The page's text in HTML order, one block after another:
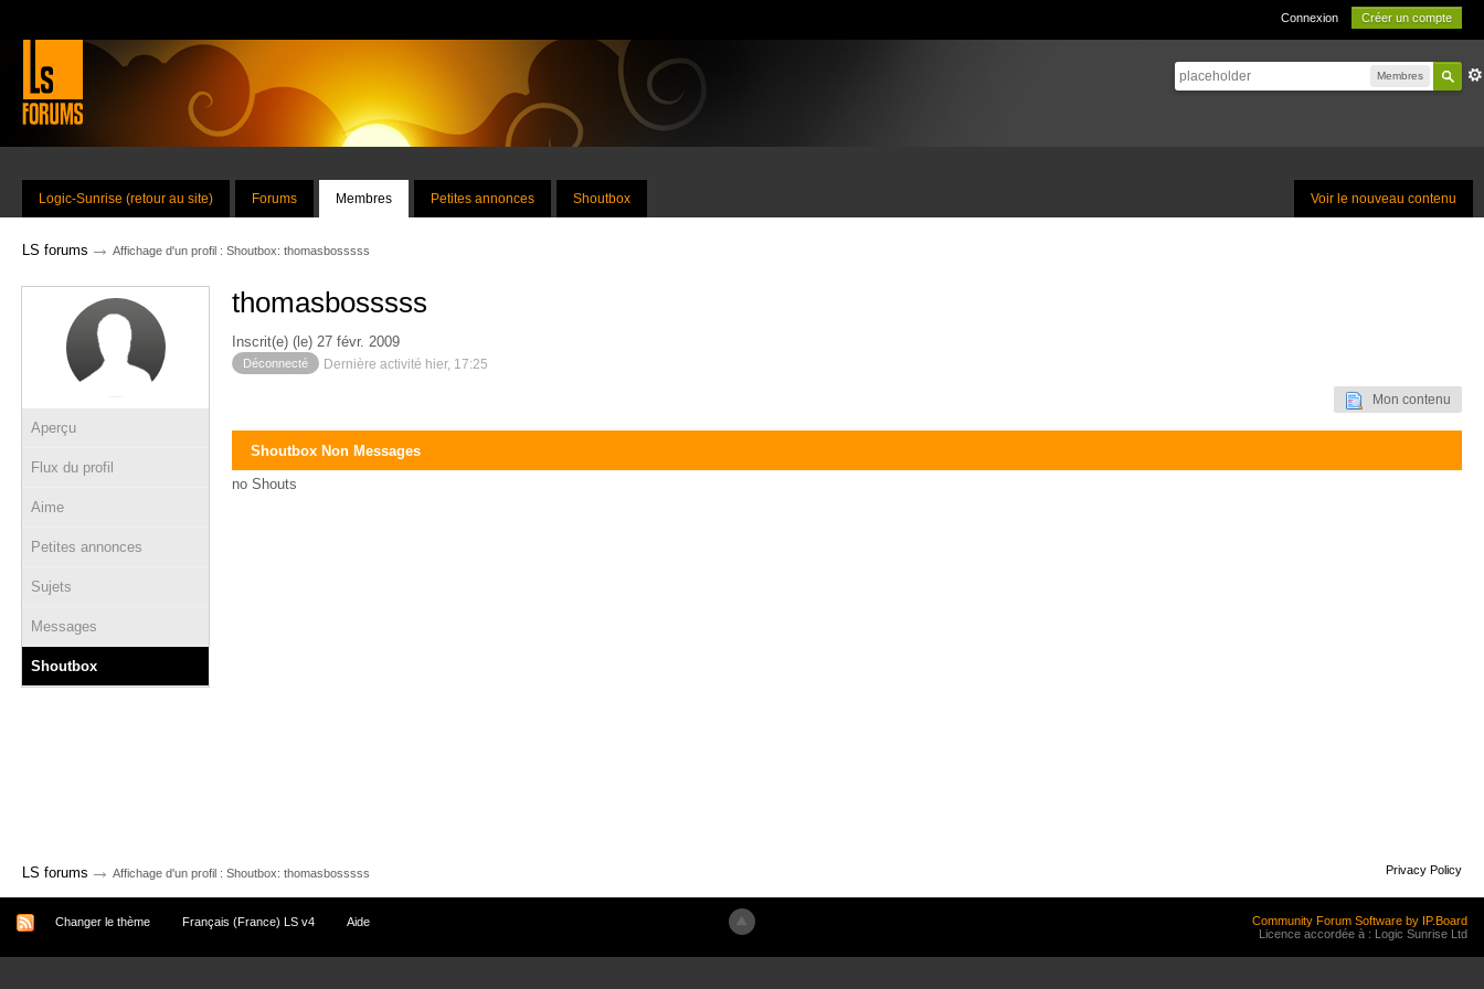
Connexion Créer un compte
Membres
Voir le nouveau contenu
Logic-Sunrise (retour au site) Forums Membres Petites annonces Shoutbox
LS forums → Affichage d'un profil : Shoutbox: thomasbosssss
Aperçu
Flux du profil
Aime
Petites annonces
Sujets
Messages
Shoutbox
thomasbosssss
Inscrit(e) (le) 27 févr. 2009
Déconnecté Dernière activité hier, 17:25
Mon contenu
Shoutbox Non Messages
no Shouts
LS forums → Affichage d'un profil : Shoutbox: thomasbosssss Privacy Policy
Changer le thème Français (France) LS v4 Aide
Community Forum Software by IP.Board
Licence accordée à : Logic Sunrise Ltd